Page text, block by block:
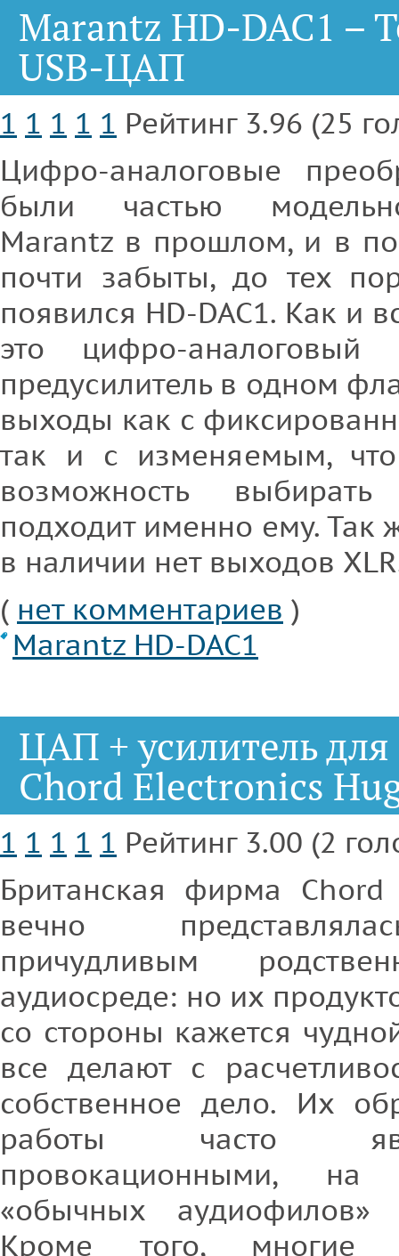
Marantz HD-DAC1 –
USB-ЦАП
1 1 1 1 1 Рейтинг 3.96 (25
Цифро-аналоговые
были частью
Marantz в прошлом, и в
почти забыты, до тех
появился HD-DAC1. Как и
это цифро-аналоговый
предусилитель в одном
выходы как с
так и с изменяемым,
возможность
подходит именно ему. Так
в наличии нет выходов
( нет комментариев )
Marantz HD-DAC1
ЦАП + усилитель
Chord Electronics
1 1 1 1 1 Рейтинг 3.00 (2
Британская фирма Chord
вечно
причудливым
аудиосреде: но их
со стороны кажется
все делают с
собственное дело. Их
работы часто
провокационными, на
«обычных
Кроме того,